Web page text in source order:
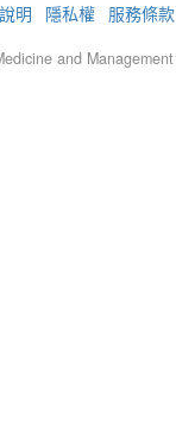
說明 隱私權 服務條款
and Management